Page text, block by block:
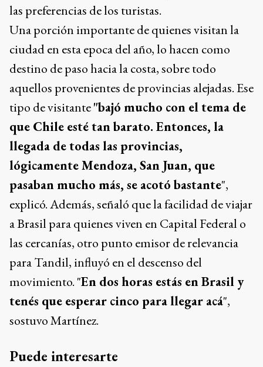
las preferencias de los turistas.
Una porción importante de quienes visitan la
ciudad en esta epoca del año, lo hacen como
destino de paso hacia la costa, sobre todo
aquellos provenientes de provincias alejadas. Ese
tipo de visitante"bajó mucho con el tema de
que Chile esté tan barato. Entonces, la
llegada de todas las provincias,
lógicamente Mendoza, San Juan, que
pasaban mucho más, se acotó bastante",
explicó. Además, señaló que la facilidad de viajar
a Brasil para quienes viven en Capital Federal o
las cercanías, otro punto emisor de relevancia
para Tandil, influyó en el descenso del
movimiento. "En dos horas estás en Brasil y
tenés que esperar cinco para llegar acá",
sostuvo Martínez.
Puede interesarte